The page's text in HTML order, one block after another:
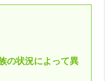
の状況によって異